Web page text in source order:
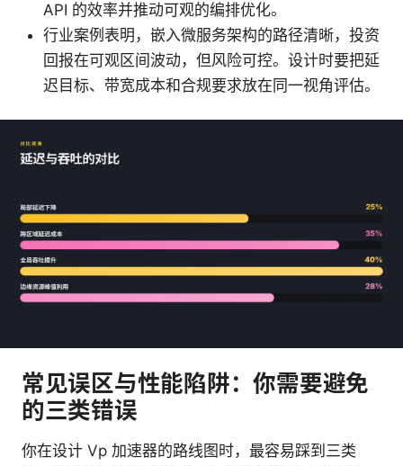
API 的效率并推动可观的编排优化。
行业案例表明，嵌入微服务架构的路径清晰，投资
回报在可观区间波动，但风险可控。设计时要把延
迟目标、带宽成本和合规要求放在同一视角评估。
常见误区与性能陷阱：你需要避免
的三类错误
你在设计 Vp 加速器的路线图时，最容易踩到三类